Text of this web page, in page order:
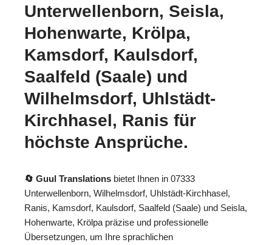
Unterwellenborn, Seisla,
Hohenwarte, Krölpa,
Kamsdorf, Kaulsdorf,
Saalfeld (Saale) und
Wilhelmsdorf, Uhlstädt-
Kirchhasel, Ranis für
höchste Ansprüche.
🔄 Guul Translations bietet Ihnen in 07333
Unterwellenborn, Wilhelmsdorf, Uhlstädt-Kirchhasel,
Ranis, Kamsdorf, Kaulsdorf, Saalfeld (Saale) und Seisla,
Hohenwarte, Krölpa präzise und professionelle
Übersetzungen, um Ihre sprachlichen